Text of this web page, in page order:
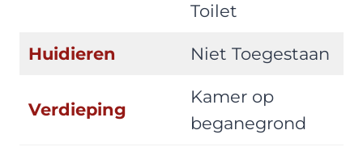
Toilet
Huidieren Niet Toegestaan
Verdieping
Kamer op
beganegrond